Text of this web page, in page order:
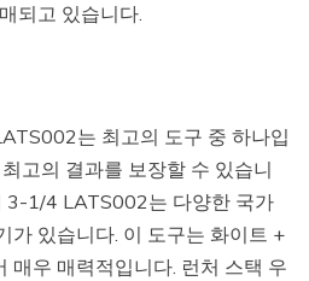
되고 있습니다.
는 최고의 도구 중 하나입
고의 결과를 보장할 수 있습니
3-1/4 LATS002는 다양한 국가
가 있습니다. 이 도구는 화이트 +
매우 매력적입니다. 런처 스택 우